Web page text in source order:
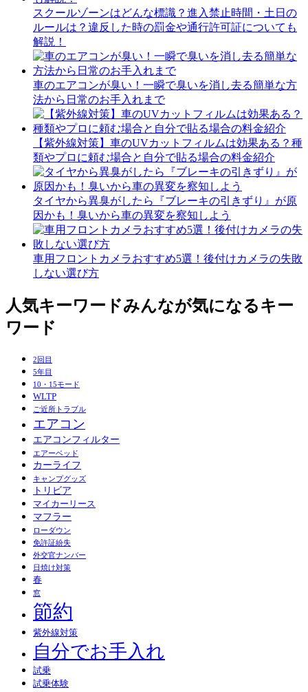
スクールゾーンはどんな標識？進入禁止時間・土日の
ルールは？違反した時の罰金や通行許可証についても
解説！
車のエアコンが臭い！一瞬で臭いを消し去る簡単な方
法から日常のお手入れまで
【紫外線対策】車のUVカットフィルムは効果ある？種
類やプロに頼む場合と自分で貼る場合の料金紹介
タイヤから異臭がしたら『ブレーキの引きずり』が原
因かも！臭いから車の異変を察知しよう
車用フロントカメラおすすめ5選！後付けカメラの失敗
しない選び方
人気キーワードみんなが気になるキー
ワード
2回目
5年目
10・15モード
WLTP
ご近所トラブル
エアコン
エアコンフィルター
エアーベッド
カーライフ
キャンプグッズ
トリビア
マイカーリース
マフラー
ローダウン
免許証紛失
外交官ナンバー
日焼け対策
春
窓
節約
紫外線対策
自分でお手入れ
試乗
試乗体験